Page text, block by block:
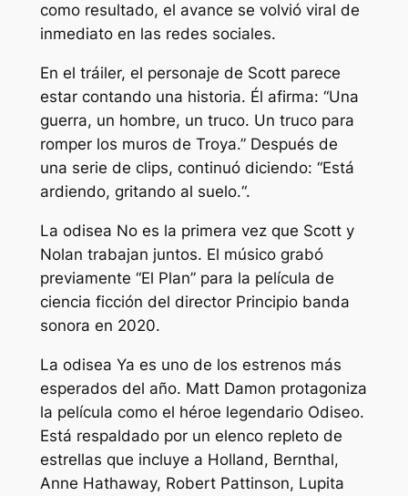
como resultado, el avance se volvió viral de
inmediato en las redes sociales.
En el tráiler, el personaje de Scott parece
estar contando una historia. Él afirma: “Una
guerra, un hombre, un truco. Un truco para
romper los muros de Troya.” Después de
una serie de clips, continuó diciendo: “Está
ardiendo, gritando al suelo.“.
La odisea No es la primera vez que Scott y
Nolan trabajan juntos. El músico grabó
previamente “El Plan” para la película de
ciencia ficción del director Principiobanda
sonora en 2020.
La odisea Ya es uno de los estrenos más
esperados del año. Matt Damon protagoniza
la película como el héroe legendario Odiseo.
Está respaldado por un elenco repleto de
estrellas que incluye a Holland, Bernthal,
Anne Hathaway, Robert Pattinson, Lupita